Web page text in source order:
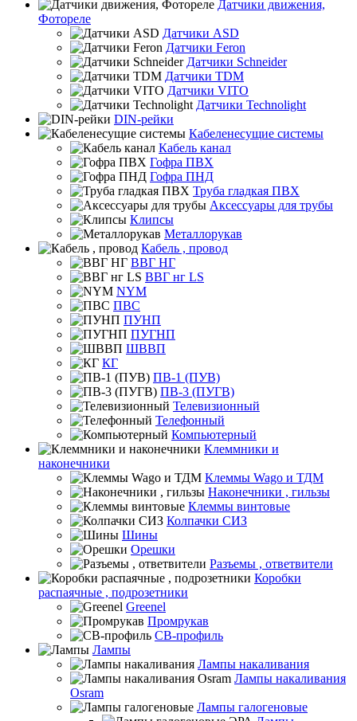
Датчики движения,
Фотореле
Датчики ASD
Датчики Feron
Датчики Schneider
Датчики TDM
Датчики VITO
Датчики Technolight
DIN-рейки
Кабеленесущие системы
Кабель канал
Гофра ПВХ
Гофра ПНД
Труба гладкая ПВХ
Аксессуары для трубы
Клипсы
Металлорукав
Кабель , провод
ВВГ НГ
ВВГ нг LS
NYM
ПВС
ПУНП
ПУГНП
ШВВП
КГ
ПВ-1 (ПУВ)
ПВ-3 (ПУГВ)
Телевизионный
Телефонный
Компьютерный
Клеммники и
наконечники
Клеммы Wago и ТДМ
Наконечники , гильзы
Клеммы винтовые
Колпачки СИЗ
Шины
Орешки
Разъемы , ответвители
Коробки
распаячные , подрозетники
Greenel
Промрукав
СВ-профиль
Лампы
Лампы накаливания
Лампы накаливания
Osram
Лампы галогеновые